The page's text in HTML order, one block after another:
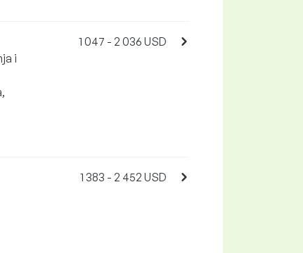
i
1 047 - 2 036 USD
1 383 - 2 452 USD